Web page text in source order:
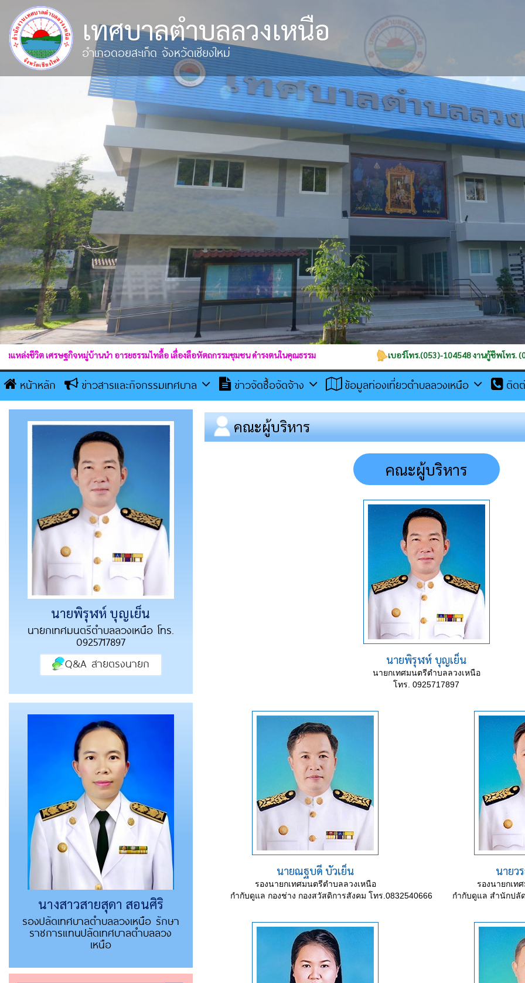
เทศบาลตำบลลวงเหนือ
อำเภอดอยสะเก็ด จังหวัดเชียงใหม่
หมู่บ้านนำ อารยธรรมไทลื้อ เลื่องลือหัตถกรรมชุมชน ดำรงตนในคุณธรรม เบอร์โทร.(053)-104548 งานกู้ชีพโทร. (053)111964 , 083-
หน้าหลัก ข่าวสารและกิจกรรมเทศบาล ข่าวจัดซื้อจัดจ้าง ข้อมูลท่องเที่ยวตำบลลวงเหนือ ติด
นายพิรุฬห์ บุญเย็น
นายกเทศมนตรีตำบลลวงเหนือ โทร.
0925717897
Q&A สายตรงนายก
นางสาวสายสุดา สอนศิริ
รองปลัดเทศบาลตำบลลวงเหนือ รักษา
ราชการแทนปลัดเทศบาลตำบลลวง
เหนือ
คณะผู้บริหาร
คณะผู้บริหาร
นายพิรุฬห์ บุญเย็น
นายกเทศมนตรีตำบลลวงเหนือ
โทร. 0925717897
นายณฐบดี บัวเย็น
รองนายกเทศมนตรีตำบลลวงเหนือ
กำกับดูแล กองช่าง กองสวัสดิการสังคม โทร.0832540666
นายว
รองนายกเท
กำกับดูแล สำนักปลั